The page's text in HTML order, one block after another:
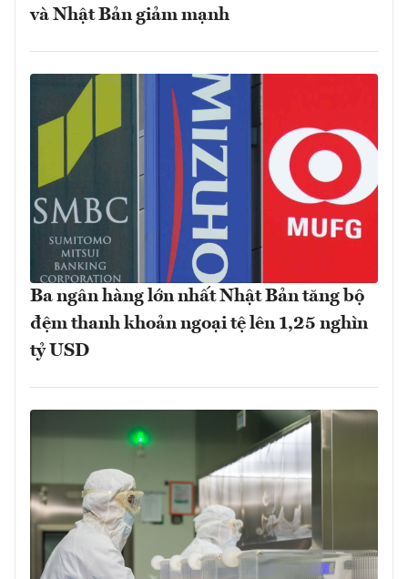
và Nhật Bản giảm mạnh
Ba ngân hàng lớn nhất Nhật Bản tăng bộ
đệm thanh khoản ngoại tệ lên 1,25 nghìn
tỷ USD